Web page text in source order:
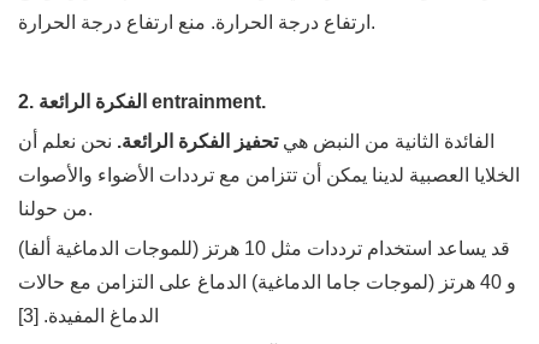
ارتفاع درجة الحرارة. منع ارتفاع درجة الحرارة.
2. الفكرة الرائعة entrainment.
الفائدة الثانية من النبض هي تحفيز الفكرة الرائعة. نحن نعلم أن
الخلايا العصبية لدينا يمكن أن تتزامن مع ترددات الأضواء والأصوات
من حولنا.
قد يساعد استخدام ترددات مثل 10 هرتز (للموجات الدماغية ألفا)
و 40 هرتز (لموجات جاما الدماغية) الدماغ على التزامن مع حالات
الدماغ المفيدة. [3]